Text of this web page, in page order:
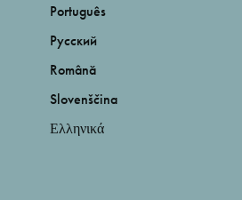
Português
Русский
Română
Slovenščina
Ελληνικά